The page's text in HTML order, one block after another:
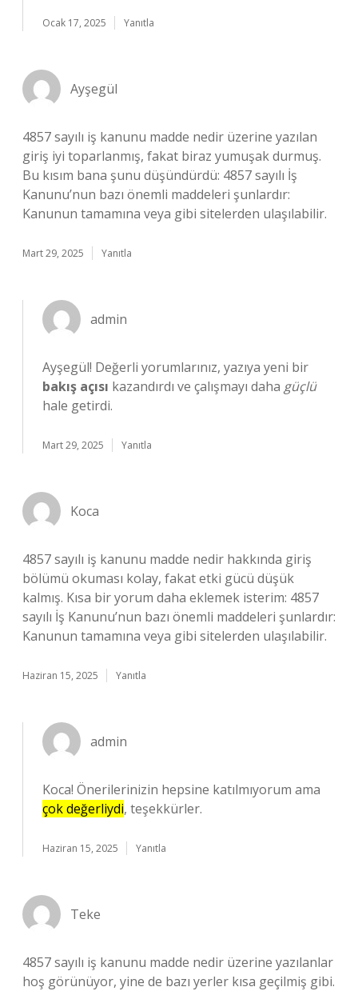
Ocak 17, 2025 Yanıtla
Ayşegül
4857 sayılı iş kanunu madde nedir üzerine yazılan
giriş iyi toparlanmış, fakat biraz yumuşak durmuş.
Bu kısım bana şunu düşündürdü: 4857 sayılı İş
Kanunu’nun bazı önemli maddeleri şunlardır:
Kanunun tamamına veya gibi sitelerden ulaşılabilir.
Mart 29, 2025 Yanıtla
admin
Ayşegül! Değerli yorumlarınız, yazıya yeni bir
bakış açısı kazandırdı ve çalışmayı daha güçlü
hale getirdi.
Mart 29, 2025 Yanıtla
Koca
4857 sayılı iş kanunu madde nedir hakkında giriş
bölümü okuması kolay, fakat etki gücü düşük
kalmış. Kısa bir yorum daha eklemek isterim: 4857
sayılı İş Kanunu’nun bazı önemli maddeleri şunlardır:
Kanunun tamamına veya gibi sitelerden ulaşılabilir.
Haziran 15, 2025 Yanıtla
admin
Koca! Önerilerinizin hepsine katılmıyorum ama
çok değerliydi, teşekkürler.
Haziran 15, 2025 Yanıtla
Teke
4857 sayılı iş kanunu madde nedir üzerine yazılanlar
hoş görünüyor, yine de bazı yerler kısa geçilmiş gibi.